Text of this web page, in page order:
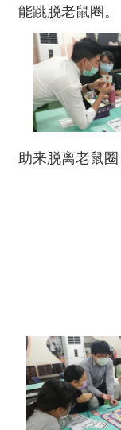
能跳脱老鼠圈。
助来脱离老鼠